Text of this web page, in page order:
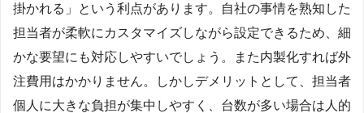
掛かれる」という利点があります。自社の事情を熟知した
担当者が柔軟にカスタマイズしながら設定できるため、細
かな要望にも対応しやすいでしょう。また内製化すれば外
注費用はかかりません。しかしデメリットとして、担当者
個人に大きな負担が集中しやすく、台数が多い場合は人的